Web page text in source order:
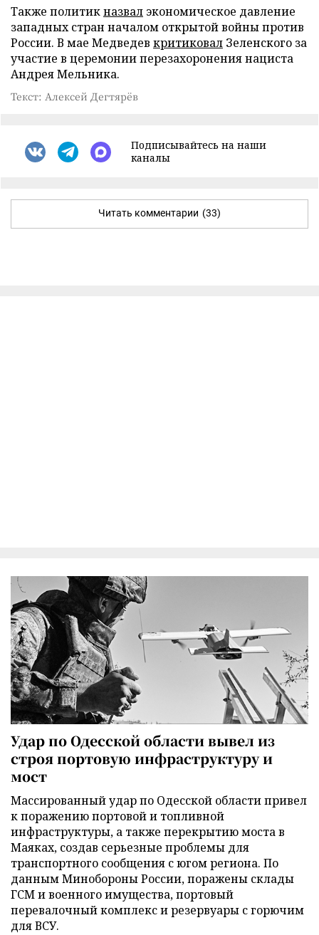
Также политикназвал экономическое давление
западных стран началом открытой войны против
России. В мае Медведев критиковал Зеленского за
участие в церемонии перезахоронения нациста
Андрея Мельника.
Текст: Алексей Дегтярёв
Подписывайтесь на наши
каналы
Читать комментарии (33)
Удар по Одесской области вывел из
строя портовую инфраструктуру и
мост
Массированный удар по Одесской области привел
к поражению портовой и топливной
инфраструктуры, а также перекрытию моста в
Маяках, создав серьезные проблемы для
транспортного сообщения с югом региона. По
данным Минобороны России, поражены склады
ГСМ и военного имущества, портовый
перевалочный комплекс и резервуары с горючим
для ВСУ.